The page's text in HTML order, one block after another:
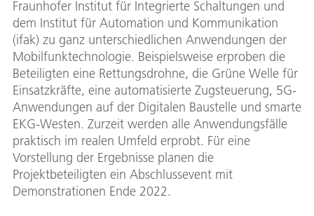
Fraunhofer Institut für Integrierte Schaltungen und
dem Institut für Automation und Kommunikation
(ifak) zu ganz unterschiedlichen Anwendungen der
Mobilfunktechnologie. Beispielsweise erproben die
Beteiligten eine Rettungsdrohne, die Grüne Welle für
Einsatzkräfte, eine automatisierte Zugsteuerung, 5G-
Anwendungen auf der Digitalen Baustelle und smarte
EKG-Westen. Zurzeit werden alle Anwendungsfälle
praktisch im realen Umfeld erprobt. Für eine
Vorstellung der Ergebnisse planen die
Projektbeteiligten ein Abschlussevent mit
Demonstrationen Ende 2022.